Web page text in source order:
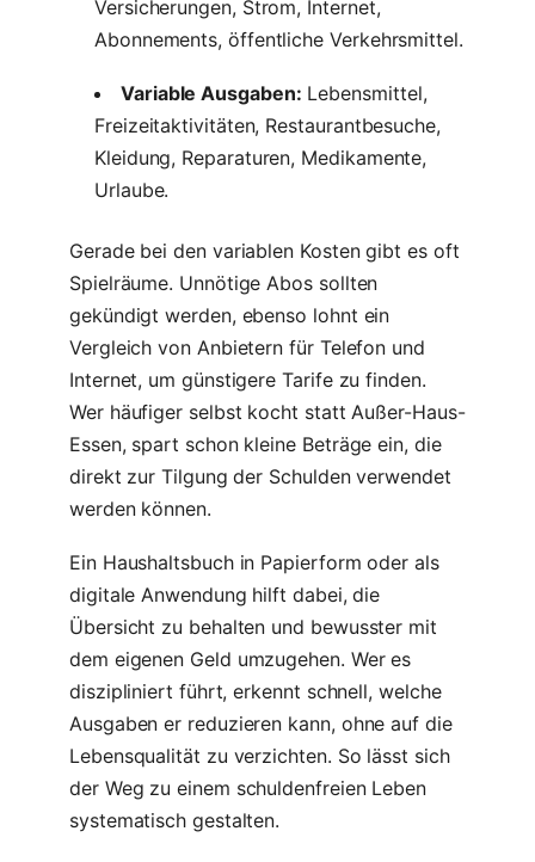
Versicherungen, Strom, Internet,
Abonnements, öffentliche Verkehrsmittel.
Variable Ausgaben: Lebensmittel,
Freizeitaktivitäten, Restaurantbesuche,
Kleidung, Reparaturen, Medikamente,
Urlaube.
Gerade bei den variablen Kosten gibt es oft
Spielräume. Unnötige Abos sollten
gekündigt werden, ebenso lohnt ein
Vergleich von Anbietern für Telefon und
Internet, um günstigere Tarife zu finden.
Wer häufiger selbst kocht statt Außer-Haus-
Essen, spart schon kleine Beträge ein, die
direkt zur Tilgung der Schulden verwendet
werden können.
Ein Haushaltsbuch in Papierform oder als
digitale Anwendung hilft dabei, die
Übersicht zu behalten und bewusster mit
dem eigenen Geld umzugehen. Wer es
diszipliniert führt, erkennt schnell, welche
Ausgaben er reduzieren kann, ohne auf die
Lebensqualität zu verzichten. So lässt sich
der Weg zu einem schuldenfreien Leben
systematisch gestalten.